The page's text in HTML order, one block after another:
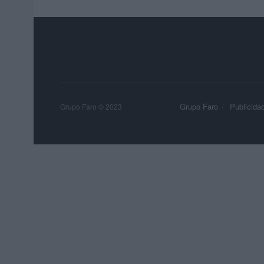
Grupo Faro Publicidad
Grupo Faro © 2023